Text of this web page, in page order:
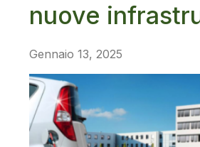
nuove
Gennaio 13, 2025